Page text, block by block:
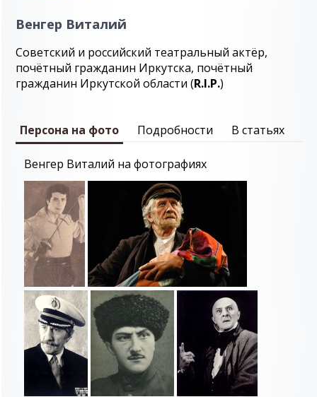
Венгер Виталий
Советский и российский театральный актёр,
почётный гражданин Иркутска, почётный
гражданин Иркутской области (R.I.P.)
Персона на фото Подробности В статьях
Венгер Виталий на фотографиях